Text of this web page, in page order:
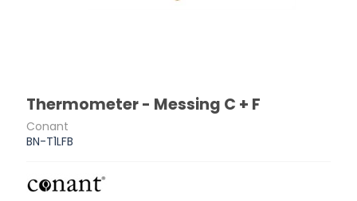
Thermometer - Messing C + F
Conant
BN-T1LFB